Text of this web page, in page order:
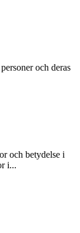
och deras
och betydelse i
i...